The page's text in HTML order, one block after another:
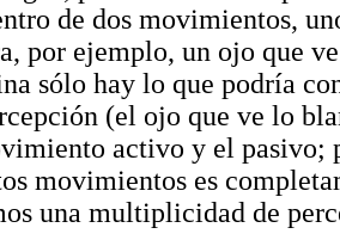
de dos movimientos,
por ejemplo, un ojo que
sólo hay lo que podría
(el ojo que ve lo
activo y el pasivo;
movimientos es
una multiplicidad de